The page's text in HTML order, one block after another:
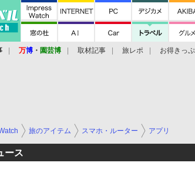
万博 ・ 園芸博 取材記事 旅レポ お得きっぷ
旅のアイテム スマホ・ルーター アプリ
ース